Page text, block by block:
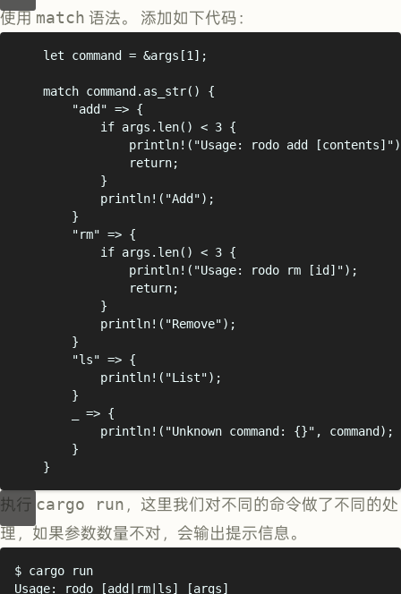
使用 match 语法。 添加如下代码：
let command = &args [1 ];
match command . as_str()
{
"add " => {
if args . len() < 3 {
println! ( "Usage: rodo add [contents] "
return;
}
println! ( "Add ");
}
"rm" => {
if args . len() < 3 {
println! ( "Usage: rodo rm [id] ");
return;
}
println! ( "Remove");
}
"ls" => {
println! ( "List");
}
=> {
println! ( "Unknown command: {}" , command );
}
}
执行 cargo run ，这里我们对不同的命令做了不同的处
理，如果参数数量不对，会输出提示信息。
$ cargo run
Usage: rodo [add|rm|ls] [args]